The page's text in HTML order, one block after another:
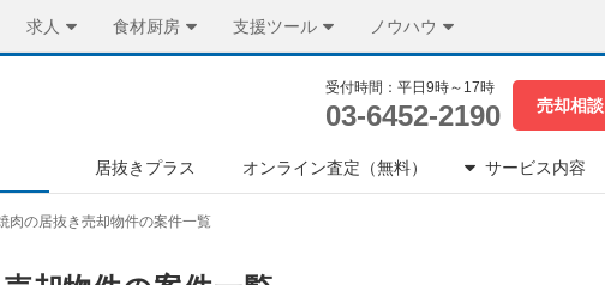
求人 食材厨房 支援ツール ノウハウ
受付時間：平日9時～17時
03-6452-2190 売却相談
居抜きプラス オンライン査定（無料） サービス内容
肉の居抜き売却物件の案件一覧